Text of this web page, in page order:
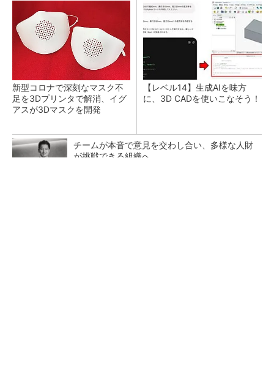
新型コロナで深刻なマスク不
足を3Dプリンタで解消、イグ
アスが3Dマスクを開発
【レベル14】生成AIを味方
に、3D CADを使いこなそう！
チームが本音で意見を交わし合い、多様な人財
が挑戦できる組織へ